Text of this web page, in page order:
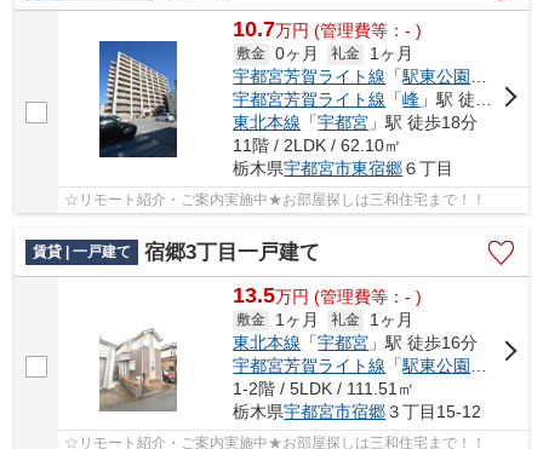
10.7万円 (管理費等：- )
敷金 0ヶ月 礼金
1ヶ月
宇都宮芳賀ライト線 「駅東公園前
宇都宮芳賀ライト線 「峰 」駅 徒歩6分
東北本線 「宇都宮 」駅 徒歩18分
11階 / 2LDK / 62.10㎡
栃木県宇都宮市東宿郷６丁目
☆リモート紹介・ご案内実施中★お部屋探しは三和住宅まで！！
賃貸 | 一戸建て 宿郷3丁目一戸建て
13.5万円 (管理費等：- )
敷金 1ヶ月 礼金
1ヶ月
東北本線 「宇都宮 」駅 徒歩16分
宇都宮芳賀ライト線 「駅東公園前
」駅
1-2階 / 5LDK / 111.51㎡
栃木県宇都宮市宿郷３丁目15-12
☆リモート紹介・ご案内実施中★お部屋探しは三和住宅まで！！